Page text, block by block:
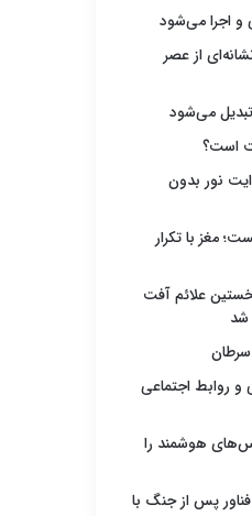
و اجرا می‌شود
از عصر
می‌شود
است؟
نور بدون
مغز با تکرار
علائم آفت
شد
سرطان
روابط اجتماعی
هوشمند را
پس از جنگ با